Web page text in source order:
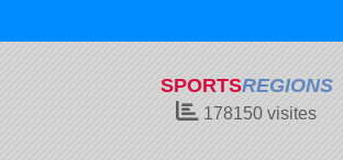
SPORTSREGIONS
178150 visites